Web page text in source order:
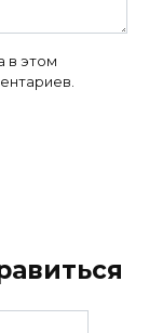
в этом